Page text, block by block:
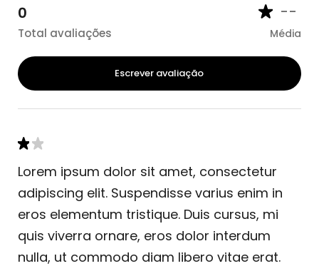
0
Total avaliações
--
Média
Escrever avaliação
Lorem ipsum dolor sit amet, consectetur
adipiscing elit. Suspendisse varius enim in
eros elementum tristique. Duis cursus, mi
quis viverra ornare, eros dolor interdum
nulla, ut commodo diam libero vitae erat.